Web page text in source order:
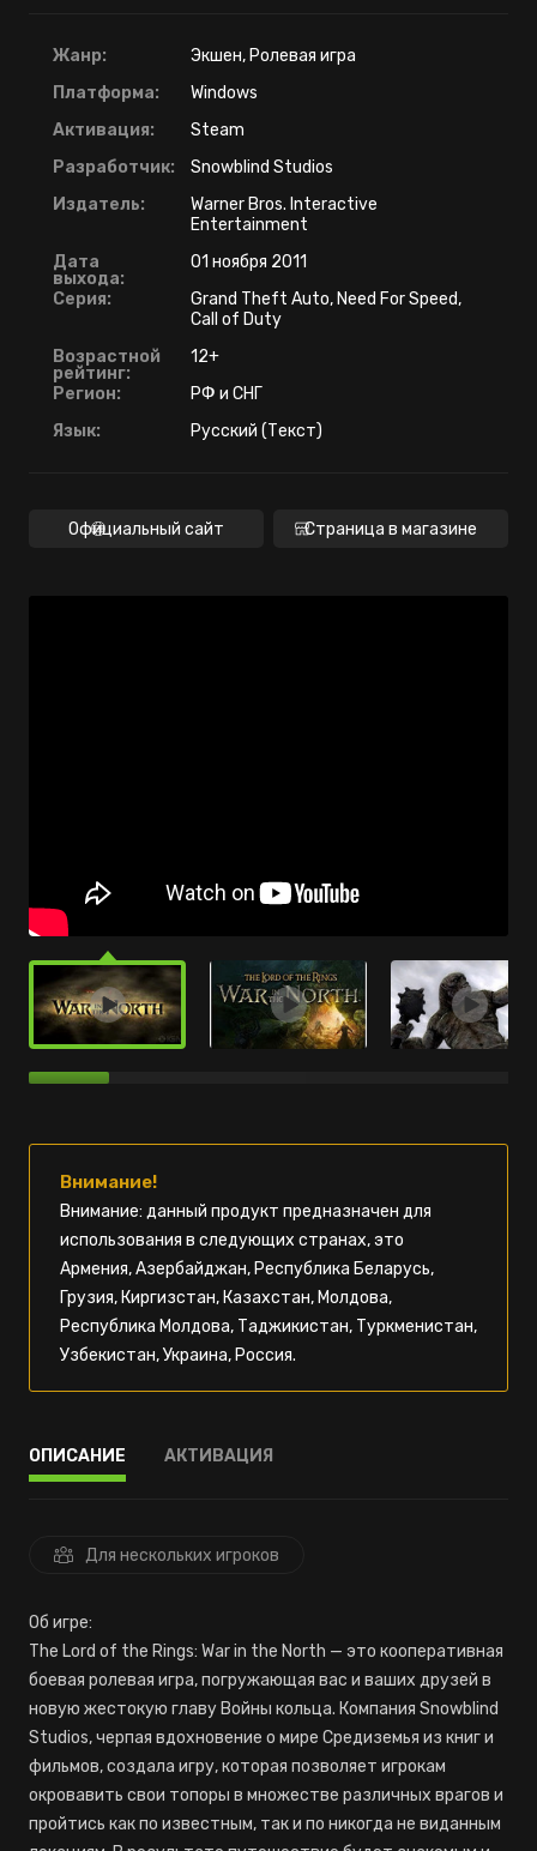
Жанр:
Экшен, Ролевая игра
Платформа:
Windows
Активация:
Steam
Разработчик:
Snowblind Studios
Издатель:
Warner Bros. Interactive
Entertainment
Дата
выхода:
01 ноября 2011
Серия:
Grand Theft Auto, Need For Speed,
Call of Duty
Возрастной
рейтинг:
12+
Регион:
РФ и СНГ
Язык:
Русский (Текст)
Официальный сайт Страница в магазине
Внимание!
Внимание: данный продукт предназначен для
использования в следующих странах, это
Армения, Азербайджан, Республика Беларусь,
Грузия, Киргизстан, Казахстан, Молдова,
Республика Молдова, Таджикистан, Туркменистан,
Узбекистан, Украина, Россия.
ОПИСАНИЕ АКТИВАЦИЯ
Для нескольких игроков
Об игре:
The Lord of the Rings: War in the North — это кооперативная
боевая ролевая игра, погружающая вас и ваших друзей в
новую жестокую главу Войны кольца. Компания Snowblind
Studios, черпая вдохновение о мире Средиземья из книг и
фильмов, создала игру, которая позволяет игрокам
окровавить свои топоры в множестве различных врагов и
пройтись как по известным, так и по никогда не виданным